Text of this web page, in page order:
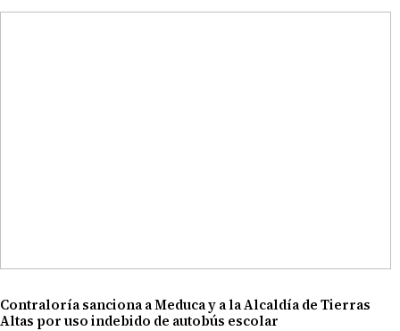
Contraloría sanciona a Meduca y a la Alcaldía de Tierras
Altas por uso indebido de autobús escolar